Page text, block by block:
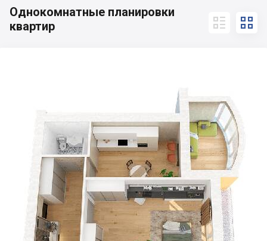
Однокомнатные планировки
квартир
 